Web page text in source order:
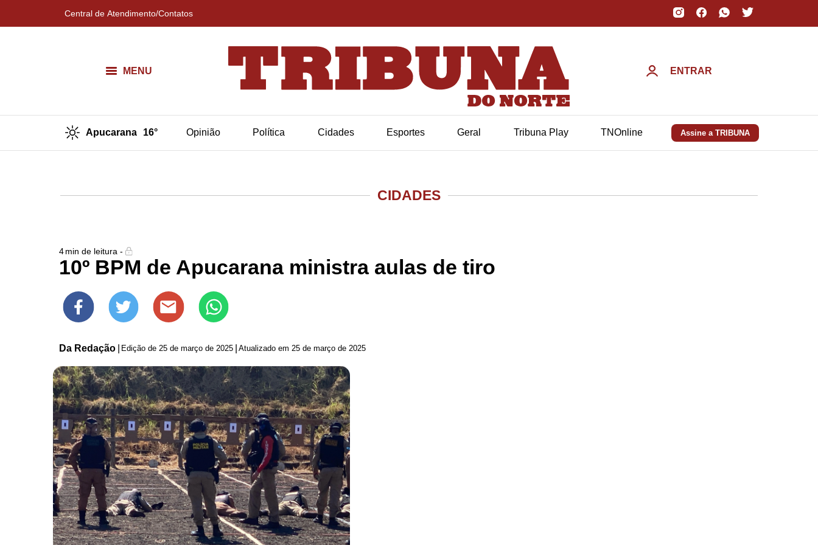
Central de Atendimento/Contatos
MENU ENTRAR
Apucarana 16° Opinião Política Cidades Esportes Geral Tribuna Play TNOnline Assine a TRIBUNA
CIDADES
4min de leitura -
10º BPM de Apucarana ministra aulas de tiro
Da Redação Edição de 25 de março de 2025 Atualizado em 25 de março de 2025